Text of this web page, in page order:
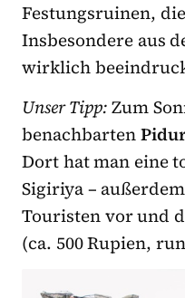
Festungsruinen,
Insbesondere aus
wirklich
Unser Tipp:Zum
benachbarten
Dort hat man eine
Sigiriya –
Touristen vor und
(ca. 500 Rupien,